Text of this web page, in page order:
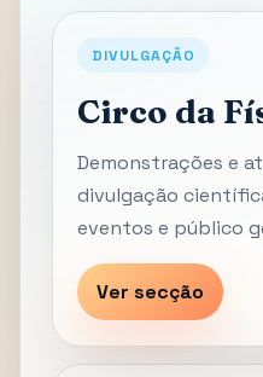
DIVULGAÇÃO
Circo da
Demonstrações e
divulgação
eventos e público
Ver secção